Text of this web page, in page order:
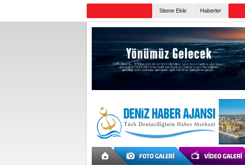
Sitene Ekle Haberler